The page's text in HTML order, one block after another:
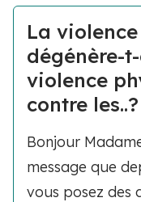
La
dégénère-
violence
contre les..?
Bonjour
message que
vous posez des